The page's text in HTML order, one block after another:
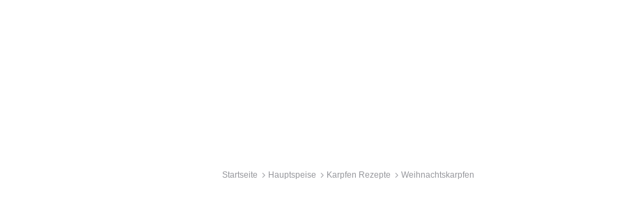
Startseite Hauptspeise Karpfen Rezepte Weihnachtskarpfen